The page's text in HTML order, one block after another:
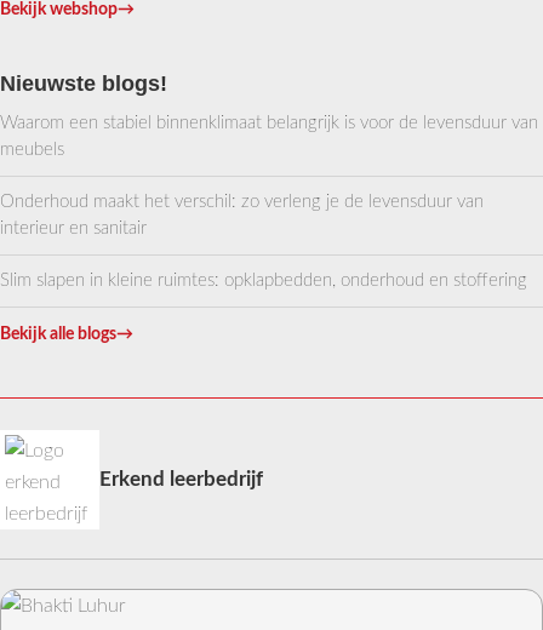
Bekijk webshop→
Nieuwste blogs!
Waarom een stabiel binnenklimaat belangrijk is voor de levensduur van
meubels
Onderhoud maakt het verschil: zo verleng je de levensduur van
interieur en sanitair
Slim slapen in kleine ruimtes: opklapbedden, onderhoud en stoffering
Bekijk alle blogs→
Erkend leerbedrijf